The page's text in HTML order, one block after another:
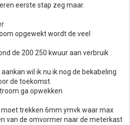
eerste stap zeg maar.
opgewekt wordt de veel
de 200 250 kwuur aan verbruik
wil ik nu ik nog de bekabeling
de toekomst.
ga opwekken
moet trekken 6mm ymvk waar max
van de omvormer naar de meterkast